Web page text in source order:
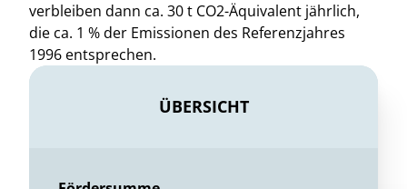
verbleiben dann ca. 30 t CO2-Äquivalent jährlich,
die ca. 1 % der Emissionen des Referenzjahres
1996 entsprechen.
ÜBERSICHT